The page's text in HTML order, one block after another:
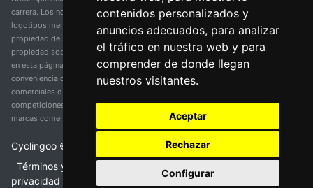
contenidos personalizados y
anuncios adecuados, para analizar
el tráfico en nuestra web y para
comprender de donde llegan
nuestros visitantes.
Aceptar
Rechazar
Configurar
carrera. Los nombres de equipos, competiciones, marcas comerciales y
logotipos mencionados en esta página de resultados de ciclismo son
propiedad de sus respectivos dueños. No tenemos afiliación, patrocinio ni
propiedad sobre estas marcas comerciales. Toda la información proporcionada
en esta página se presenta únicamente con fines informativos y para la
conveniencia de nuestros usuarios. Cualquier uso de nombres, marcas
comerciales o logotipos tiene el único propósito de identificar equipos y
competiciones y no implica asociación o respaldo. Todos los derechos de las
marcas comerciales mencionadas aquí pertenecen a sus propietarios legítimos.
Cyclingoo ©
Términos y condiciones del servicio
privacidad
Política de cookies • Cambiar opciones de